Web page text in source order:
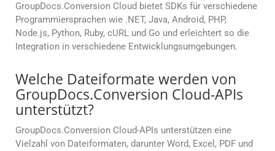
GroupDocs.Conversion Cloud bietet SDKs für verschiedene
Programmiersprachen wie .NET, Java, Android, PHP,
Node.js, Python, Ruby, cURL und Go und erleichtert so die
Integration in verschiedene Entwicklungsumgebungen.
Welche Dateiformate werden von
GroupDocs.Conversion Cloud-APIs
unterstützt?
GroupDocs.Conversion Cloud-APIs unterstützen eine
Vielzahl von Dateiformaten, darunter Word, Excel, PDF und